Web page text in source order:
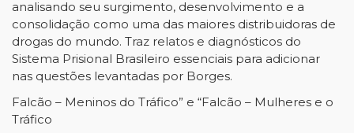
analisando seu surgimento, desenvolvimento e a
consolidação como uma das maiores distribuidoras de
drogas do mundo. Traz relatos e diagnósticos do
Sistema Prisional Brasileiro essenciais para adicionar
nas questões levantadas por Borges.
Falcão – Meninos do Tráfico” e “Falcão – Mulheres e o
Tráfico